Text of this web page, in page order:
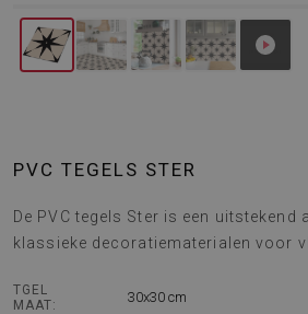
PVC TEGELS STER
De PVC tegels Ster is een
klassieke decoratiematerialen voor
TGEL
MAAT:
30x30 cm